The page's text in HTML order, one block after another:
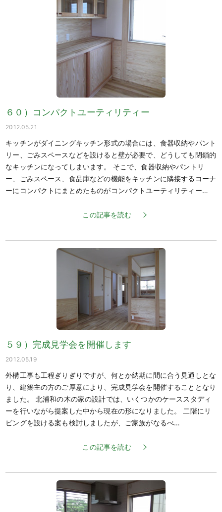
６０）コンパクトユーティリティー
2012.05.21
キッチンがダイニングキッチン形式の場合には、食器収納やパント
リー、ごみスペースなどを設けると壁が必要で、どうしても閉鎖的
なキッチンになってしまいます。 そこで、食器収納やパントリ
ー、ごみスペース、食品庫などの機能をキッチンに隣接するコーナ
ーにコンパクトにまとめたものがコンパクトユーティリティー…
この記事を読む
５９）完成見学会を開催します
2012.05.19
外構工事も工程ぎりぎりですが、何とか納期に間に合う見通しとな
り、建築主の方のご厚意により、完成見学会を開催することとなり
ました。 北浦和の木の家の設計では、いくつかのケーススタディ
ーを行いながら提案した中から現在の形になりました。 二階にリ
ビングを設ける案も検討しましたが、ご家族がなるべ…
この記事を読む